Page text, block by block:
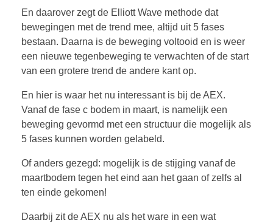
En daarover zegt de Elliott Wave methode dat
bewegingen met de trend mee, altijd uit 5 fases
bestaan. Daarna is de beweging voltooid en is weer
een nieuwe tegenbeweging te verwachten of de start
van een grotere trend de andere kant op.
En hier is waar het nu interessant is bij de AEX.
Vanaf de fase c bodem in maart, is namelijk een
beweging gevormd met een structuur die mogelijk als
5 fases kunnen worden gelabeld.
Of anders gezegd: mogelijk is de stijging vanaf de
maartbodem tegen het eind aan het gaan of zelfs al
ten einde gekomen!
Daarbij zit de AEX nu als het ware in een wat